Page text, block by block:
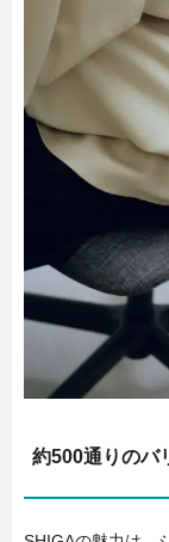
約500通りのバ